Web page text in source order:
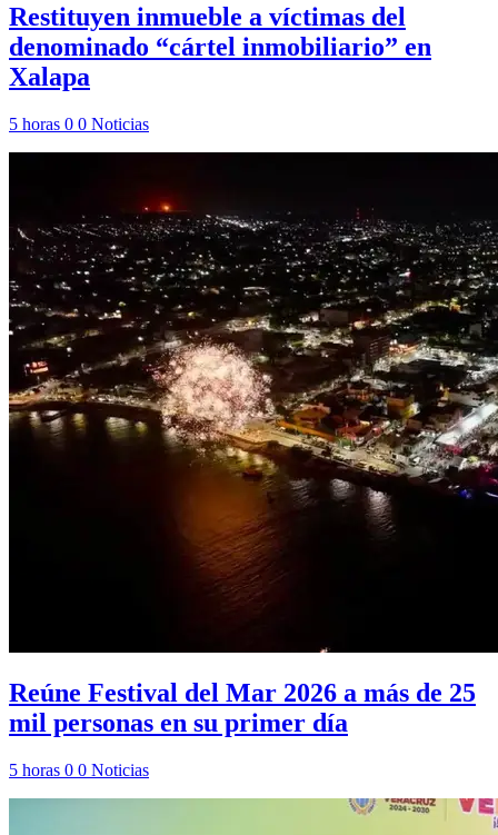
Restituyen inmueble a víctimas del
denominado “cártel inmobiliario” en
Xalapa
5 horas 0 0 Noticias
Reúne Festival del Mar 2026 a más de 25
mil personas en su primer día
5 horas 0 0 Noticias